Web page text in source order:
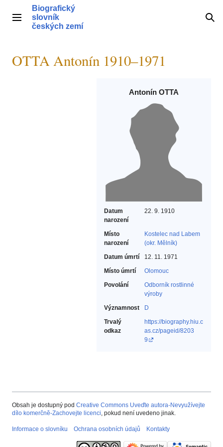
obsahHlavní menu
Biografický
slovník
českých zemí
OTTA Antonín 1910–1971
Antonín OTTA
Datum
narození
22. 9. 1910
Místo
narození
Kostelec nad Labem
(okr. Mělník)
Datum úmrtí
12. 11. 1971
Místo úmrtí
Olomouc
Povolání
Odborník rostlinné
výroby‎
Významnost
D
Trvalý
odkaz
https://biography.hiu.c
as.cz/pageid/8203
9
Obsah je dostupný pod Creative Commons Uveďte autora-Nevyužívejte
dílo komerčně-Zachovejte licenci, pokud není uvedeno jinak.
Informace o slovníku Ochrana osobních údajů Kontakty